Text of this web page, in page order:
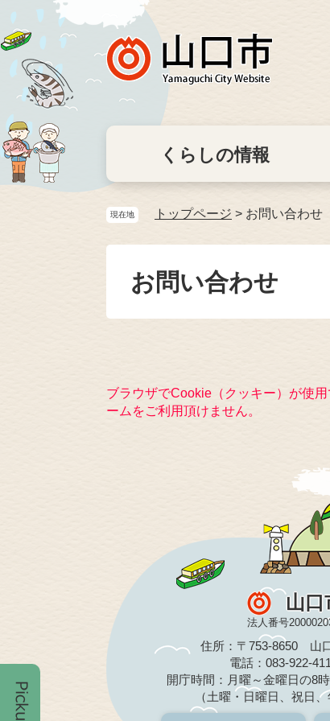
くらしの情報
現在地 トップページ > お問い合わせ
お問い合わせ
ブラウザでCookie（クッキー）が使
ームをご利用頂けません。
山口
法人番号
住所：〒753-8650 山
電話：083-922-
開庁時間：月曜～金曜日の8
（土曜・日曜日、祝日